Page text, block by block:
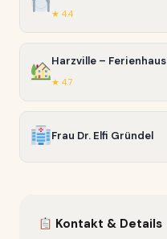
★ 4.4
Harzville – Ferienhaus
★ 4.7
Frau Dr. Elfi Gründel
Kontakt & Details